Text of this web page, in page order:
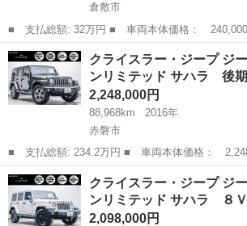
倉敷市
■ 支払総額: 32万円 ■ 車両本体価格： 240,000 円 ■ メーカー
名： フィアット ■ 車種名： ５００Ｃ ■ グ
２ ポップ ■ 排気量： 1200cc ■ ドア枚数：
ン： ...
岡山 倉敷市 その他
クライスラー・ジープ ジ
ンリミテッド サハラ 後
2,248,000円
88,968km
2016年
赤磐市
■ 支払総額: 234.2万円 ■ 車両本体価格： 2,248,000 円 ■ メーカ
ー名： クライスラー・ジープ ■ 車種名： ジー
ンリミテッド ■ グレード名： サハラ 後期モデ
ト・ストラ...
岡山 赤磐市 その他
クライスラー・ジープ ジ
ンリミテッド サハラ ８
2,098,000円